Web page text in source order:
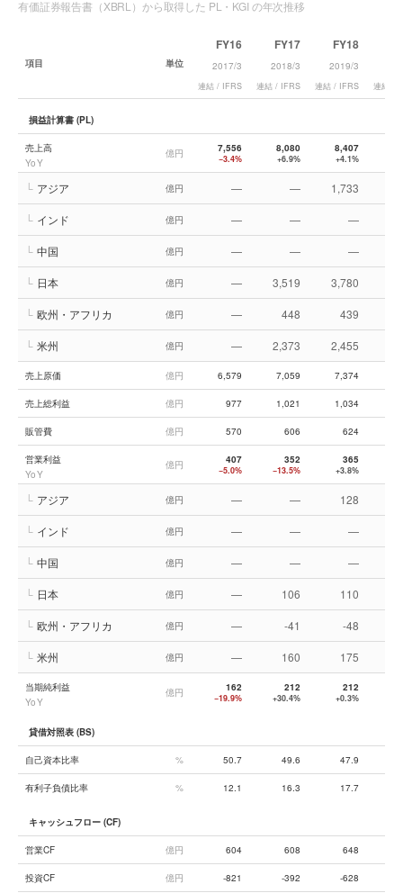
有価証券報告書（XBRL）から取得した PL・KGI の年次推移
項目 単位
FY16
2017/3
連結 / IFRS
FY17
2018/3
連結 / IFRS
FY18
2019/3
連結 / IFRS 連結 /
損益計算書 (PL)
売上高
YoY
億円 7,556
−3.4%
8,080
+6.9%
8,407
+4.1%
└ アジア 億円 — — 1,733
└ インド 億円 — — —
└ 中国 億円 — — —
└ 日本 億円 — 3,519 3,780
└ 欧州・アフリカ 億円 — 448 439
└ 米州 億円 — 2,373 2,455
売上原価 億円 6,579 7,059 7,374
売上総利益 億円 977 1,021 1,034
販管費 億円 570 606 624
営業利益
YoY
億円 407
−5.0%
352
−13.5%
365
+3.8%
└ アジア 億円 — — 128
└ インド 億円 — — —
└ 中国 億円 — — —
└ 日本 億円 — 106 110
└ 欧州・アフリカ 億円 — -41 -48
└ 米州 億円 — 160 175
当期純利益
YoY
億円 162
−19.9%
212
+30.4%
212
+0.3%
貸借対照表 (BS)
自己資本比率 % 50.7 49.6 47.9
有利子負債比率 % 12.1 16.3 17.7
キャッシュフロー (CF)
営業CF 億円 604 608 648
投資CF 億円 -821 -392 -628